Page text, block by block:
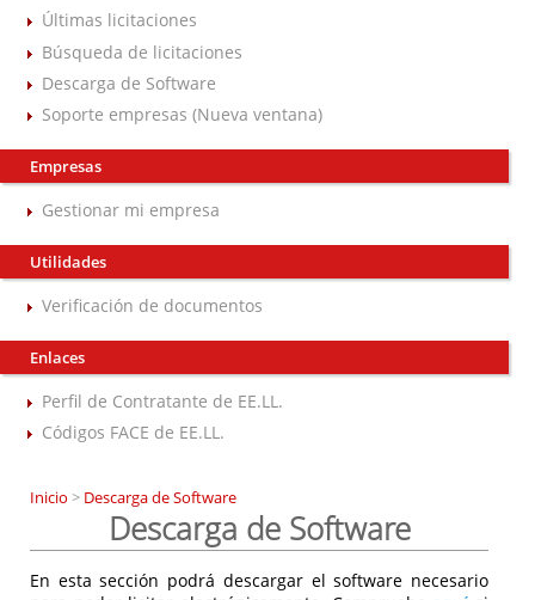
Últimas licitaciones
Búsqueda de licitaciones
Descarga de Software
Soporte empresas (Nueva ventana)
Empresas
Gestionar mi empresa
Utilidades
Verificación de documentos
Enlaces
Perfil de Contratante de EE.LL.
Códigos FACE de EE.LL.
Inicio > Descarga de Software
Descarga de Software
En esta sección podrá descargar el software necesario